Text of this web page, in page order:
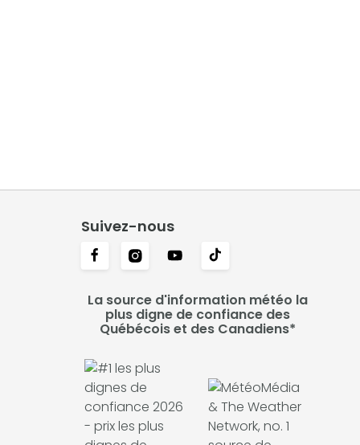
Suivez-nous
La source d'information météo la
plus digne de confiance des
Québécois et des Canadiens*